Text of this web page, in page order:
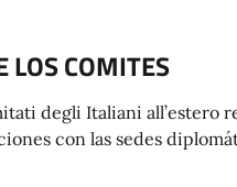
LOS COMITES
degli Italiani all’estero
con las sedes